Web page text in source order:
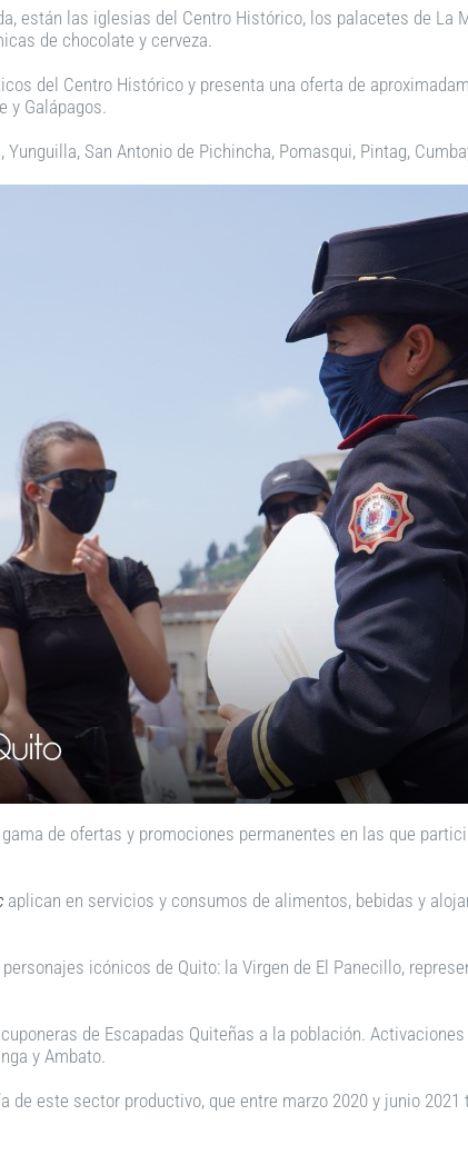
están las iglesias del Centro Histórico, los palacetes de La
de chocolate y cerveza.
del Centro Histórico y presenta una oferta de
y Galápagos.
San Antonio de Pichincha, Pomasqui, Pintag,
gama de ofertas y promociones permanentes en las que
aplican en servicios y consumos de alimentos, bebidas y
icónicos de Quito: la Virgen de El Panecillo,
de Escapadas Quiteñas a la población.
y Ambato.
este sector productivo, que entre marzo 2020 y junio